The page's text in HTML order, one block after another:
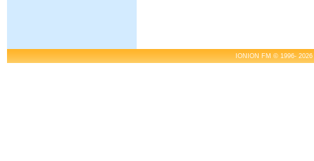
IONION FM © 1996-